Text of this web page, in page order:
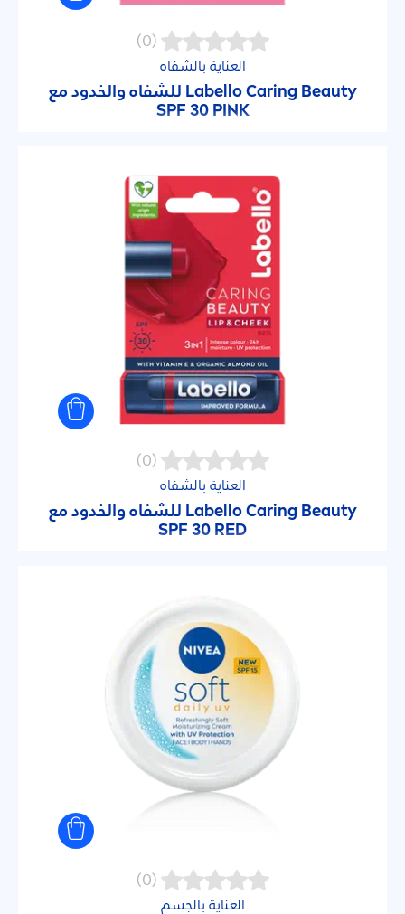
(0)
العناية بالشفاه
LabelloCaring Beauty
للشفاه والخدود مع
SPF 30 PINK
(0)
العناية بالشفاه
LabelloCaring Beauty
للشفاه والخدود مع
SPF 30 RED
(0)
العناية بالجسم